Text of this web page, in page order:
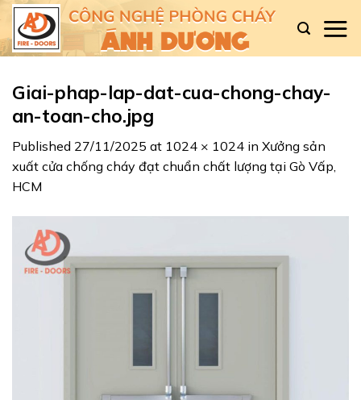
Skip
content
Giai-phap-lap-dat-cua-chong-chay-
an-toan-cho.jpg
Published 27/11/2025 at 1024 × 1024 in Xưởng sản
xuất cửa chống cháy đạt chuẩn chất lượng tại Gò Vấp,
HCM